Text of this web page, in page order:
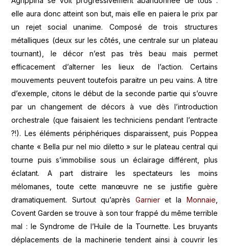
elle aura donc atteint son but, mais elle en paiera le prix par
un rejet social unanime. Composé de trois structures
métalliques (deux sur les côtés, une centrale sur un plateau
tournant), le décor n’est pas très beau mais permet
efficacement d’alterner les lieux de l’action. Certains
mouvements peuvent toutefois paraitre un peu vains. A titre
d’exemple, citons le début de la seconde partie qui s’ouvre
par un changement de décors à vue dès l’introduction
orchestrale (que faisaient les techniciens pendant l’entracte
?!). Les éléments périphériques disparaissent, puis Poppea
chante « Bella pur nel mio diletto » sur le plateau central qui
tourne puis s’immobilise sous un éclairage différent, plus
éclatant. A part distraire les spectateurs les moins
mélomanes, toute cette manœuvre ne se justifie guère
dramatiquement. Surtout qu’après Garnieret la Monnaie,
Covent Garden se trouve à son tour frappé du même terrible
mal : le Syndrome de l’Huile de la Tournette. Les bruyants
déplacements de la machinerie tendent ainsi à couvrir les